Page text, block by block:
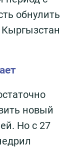
обнулить
Кыргызстан
новый
Но с 27